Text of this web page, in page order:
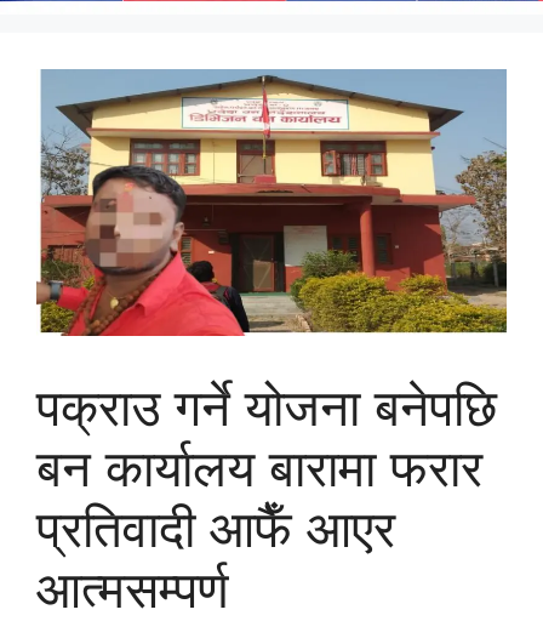
पक्राउ गर्ने योजना बनेपछि
बन कार्यालय बारामा फरार
प्रतिवादी आफैँ आएर
आत्मसम्पर्ण